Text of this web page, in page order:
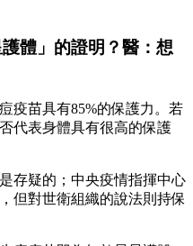
體」的證明？醫：想
疫苗具有85%的保護力。若
代表身體具有很高的保護
存疑的；中央疫情指揮中心
但對世衛組織的說法則持保